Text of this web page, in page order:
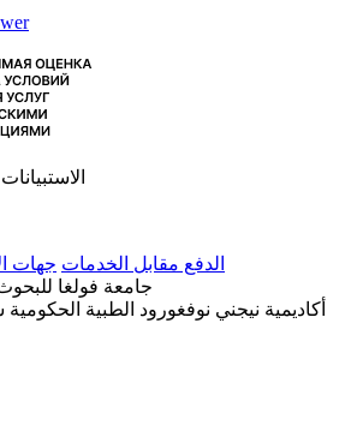
الدفع مقابل الخدمات جهات
© 2009-2023 جامعة فولغا
أكاديمية نيجني نوفغورود الطبية